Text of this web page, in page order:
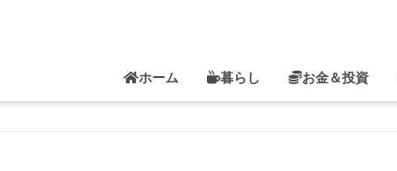
ホーム 暮らし お金＆投資